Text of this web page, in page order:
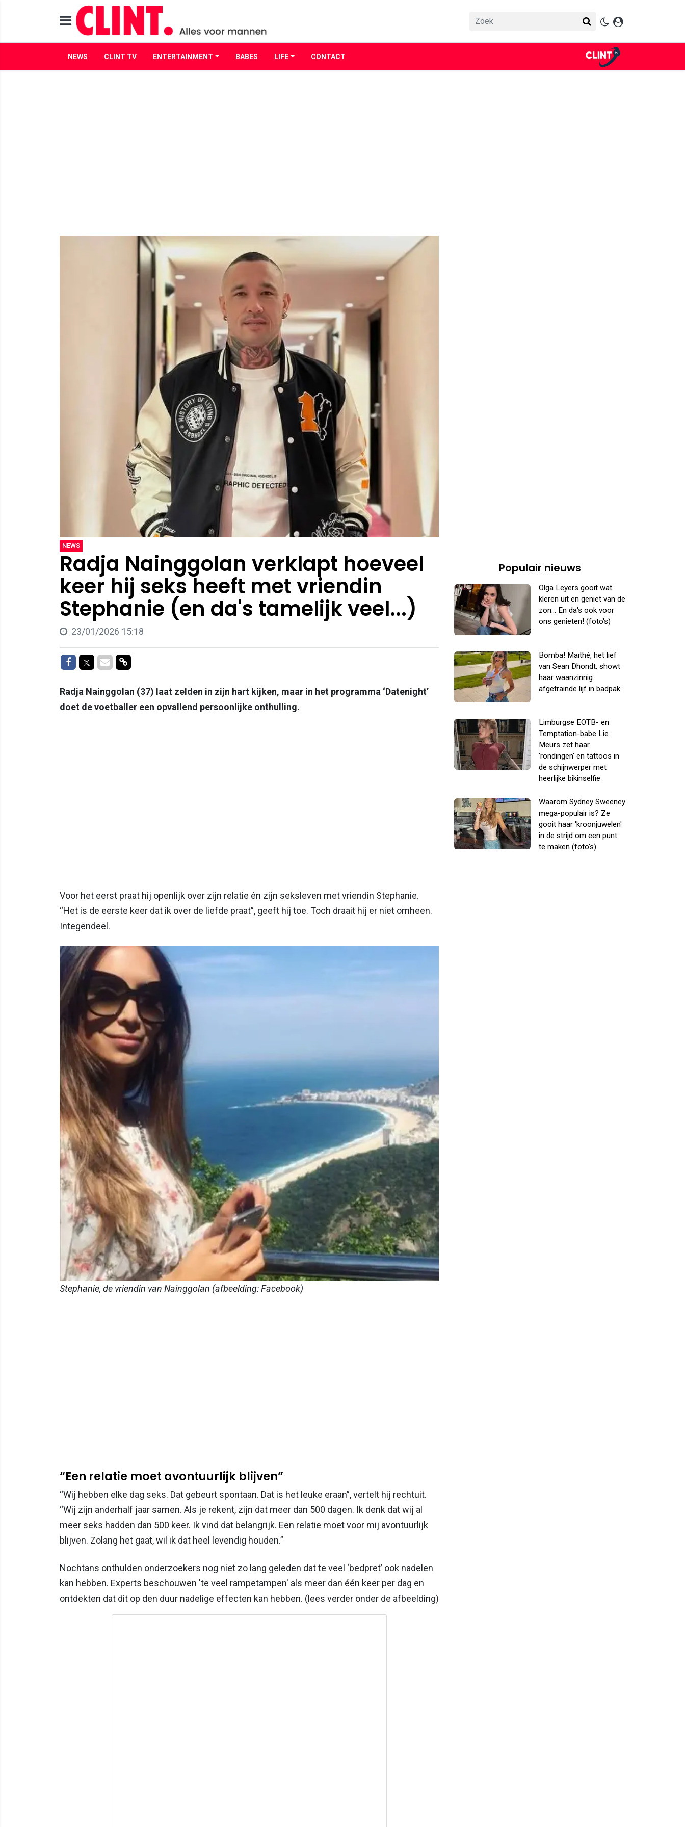
NEWS CLINT TV ENTERTAINMENT BABES LIFE CONTACT
NEWS
Radja Nainggolan verklapt hoeveel
keer hij seks heeft met vriendin
Stephanie (en da's tamelijk veel...)
23/01/2026 15:18
Delen op Facebook
Delen op Twitter
Delen via Mail
Delen via link
Radja Nainggolan (37) laat zelden in zijn hart kijken, maar in het programma ‘Datenight’
doet de voetballer een opvallend persoonlijke onthulling.
Voor het eerst praat hij openlijk over zijn relatie én zijn seksleven met vriendin Stephanie.
“Het is de eerste keer dat ik over de liefde praat”, geeft hij toe. Toch draait hij er niet omheen.
Integendeel.
Stephanie, de vriendin van Nainggolan (afbeelding: Facebook)
“Een relatie moet avontuurlijk blijven”
“Wij hebben elke dag seks. Dat gebeurt spontaan. Dat is het leuke eraan”, vertelt hij rechtuit.
“Wij zijn anderhalf jaar samen. Als je rekent, zijn dat meer dan 500 dagen. Ik denk dat wij al
meer seks hadden dan 500 keer. Ik vind dat belangrijk. Een relatie moet voor mij avontuurlijk
blijven. Zolang het gaat, wil ik dat heel levendig houden.”
Nochtans onthulden onderzoekers nog niet zo lang geleden dat te veel ‘bedpret’ ook nadelen
kan hebben. Experts beschouwen 'te veel rampetampen' als meer dan één keer per dag en
ontdekten dat dit op den duur nadelige effecten kan hebben. (lees verder onder de afbeelding)
Populair nieuws
Olga Leyers gooit wat
kleren uit en geniet van de
zon... En da's ook voor
ons genieten! (foto's)
Bomba! Maithé, het lief
van Sean Dhondt, showt
haar waanzinnig
afgetrainde lijf in badpak
Limburgse EOTB- en
Temptation-babe Lie
Meurs zet haar
'rondingen' en tattoos in
de schijnwerper met
heerlijke bikinselfie
Waarom Sydney Sweeney
mega-populair is? Ze
gooit haar 'kroonjuwelen'
in de strijd om een punt
te maken (foto's)